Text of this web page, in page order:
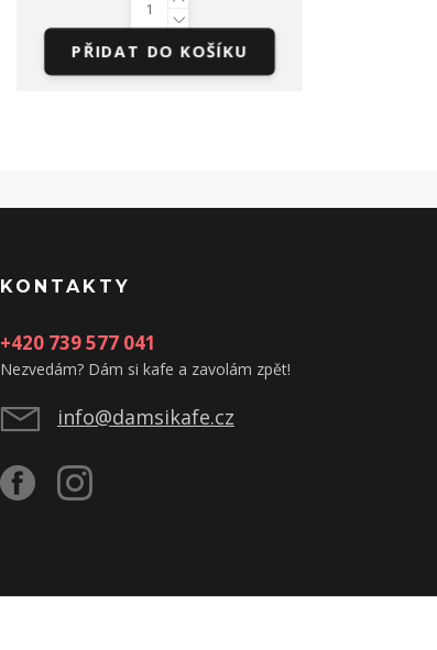
PŘIDAT DO KOŠÍKU
KONTAKTY
+420 739 577 041
Nezvedám? Dám si kafe a zavolám zpět!
info@damsikafe.cz